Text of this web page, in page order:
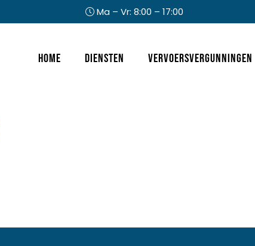
Ma – Vr: 8:00 – 17:00
Rechts
Home Diensten Vervoersvergunningen